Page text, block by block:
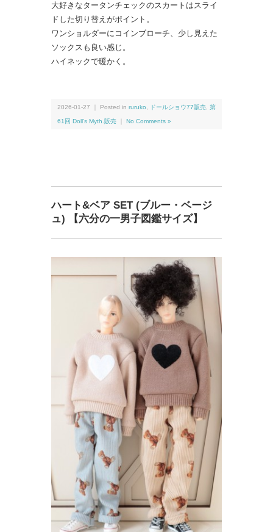
大好きなタータンチェックのスカートはスライ
ドした切り替えがポイント。
ワンショルダーにコインブローチ、少し見えた
ソックスも良い感じ。
ハイネックで暖かく。
2026-01-27 ｜ Posted in ruruko ドールショウ77販売 第
61回 Doll’s Myth.販売 No Comments »
ハート&ベア SET (ブルー・ベージ
ュ) 【六分の一男子図鑑サイズ】